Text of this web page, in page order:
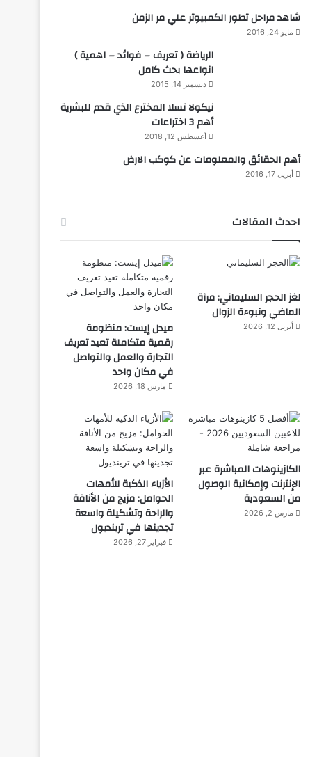
شاهد مراحل تطور الكمبيوتر علي مر الزمن
مايو 24, 2016
الرياضة ( تعريف – فوائد – اهمية )
انواعها بحث كامل
ديسمبر 14, 2015
نيكولا تسلا المخترع الذي قدم للبشرية
أهم 3 اختراعات
أغسطس 12, 2018
أهم الحقائق والمعلومات عن كوكب الارض
أبريل 17, 2016
احدث المقالات
لغز الحجر السليماني: مرآة
الماضي ونبوءة الزوال
أبريل 12, 2026
ميدل إيست: منظومة
رقمية متكاملة تعيد تعريف
التجارة والعمل والتواصل
في مكان واحد
مارس 18, 2026
الكازينوهات المباشرة عبر
الإنترنت وإمكانية الوصول
من السعودية
مارس 2, 2026
الأزياء الذكية للأمهات
الحوامل: مزيج من الأناقة
والراحة وتشكيلة واسعة
تجدينها في ترينديول
فبراير 27, 2026